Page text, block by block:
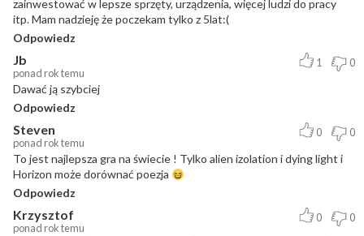
zainwestować w lepsze sprzęty, urządzenia, więcej ludzi do pracy
itp. Mam nadzieję że poczekam tylko z 5lat:(
Odpowiedz
Jb
ponad rok temu
1 0
Dawać ją szybciej
Odpowiedz
Steven
ponad rok temu
0 0
To jest najlepsza gra na świecie ! Tylko alien izolation i dying light i
Horizon może dorównać poezja
Odpowiedz
Krzysztof
ponad rok temu
0 0